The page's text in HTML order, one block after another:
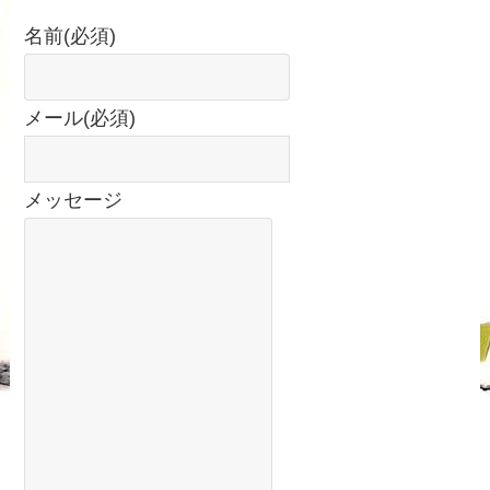
名前(必須)
メール(必須)
メッセージ